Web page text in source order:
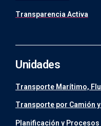
Transparencia Activa
Unidades
Transporte Marítimo,
Transporte por Camión
Planificación y Procesos